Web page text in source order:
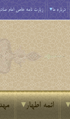
درباره ما زیارت نامه خاص امام
ائمه اطهار